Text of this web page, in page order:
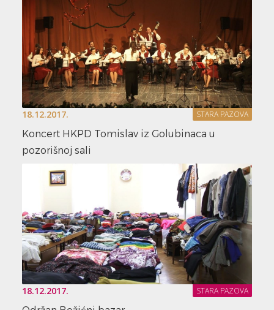
18.12.2017. STARA PAZOVA
Koncert HKPD Tomislav iz Golubinaca u
pozorišnoj sali
18.12.2017. STARA PAZOVA